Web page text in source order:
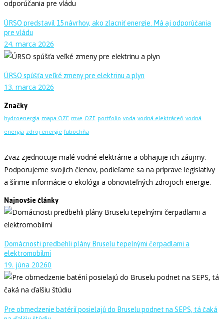
ÚRSO predstavil 15 návrhov, ako zlacniť energie. Má aj odporúčania
pre vládu
24. marca 2026
ÚRSO spúšťa veľké zmeny pre elektrinu a plyn
13. marca 2026
Značky
hydroenergia mapa OZE mve OZE portfolio voda vodná elektráreň vodná
energia zdroj energie ľubochňa
Zväz zjednocuje malé vodné elektrárne a obhajuje ich záujmy.
Podporujeme svojich členov, podieľame sa na príprave legislatívy
a šírime informácie o ekológii a obnoviteľných zdrojoch energie.
Najnovšie články
Domácnosti predbehli plány Bruselu tepelnými čerpadlami a
elektromobilmi
19. júna 20260
Pre obmedzenie batérií posielajú do Bruselu podnet na SEPS, tá čaká